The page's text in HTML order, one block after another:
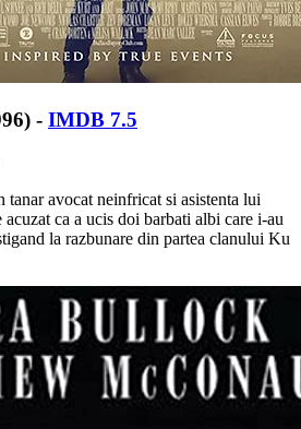
- IMDB 7.5
avocat neinfricat si asistenta lui
acuzat ca a ucis doi barbati albi care i-au
la razbunare din partea clanului Ku